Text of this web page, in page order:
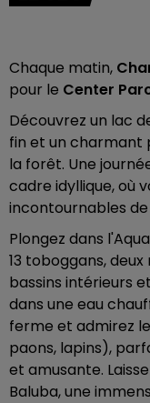
Chaque matin,
pour le Center
Découvrez un lac
fin et un charmant
la forêt. Une
cadre idyllique, où
incontournables
Plongez dans
13 toboggans,
bassins intérieurs
dans une eau
ferme et admirez
paons, lapins),
et amusante.
Baluba, une